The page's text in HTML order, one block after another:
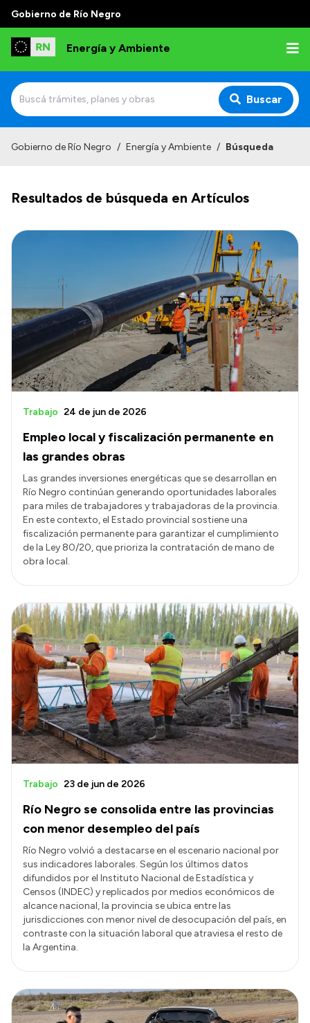
Gobierno de Río Negro
Energía y Ambiente
Buscar
Misión
Autoridades
Transparencia
Presupuesto
Boletín Oficial
Compras y licitaciones
Consulta de pago a proveedores
Convocatorias
Intranet
Login
Gobierno de Río Negro / Energía y Ambiente / Búsqueda
Resultados de búsqueda en Artículos
Empleo local y fiscalización permanente en
las grandes obras
Trabajo 24 de jun de 2026
Las grandes inversiones energéticas que se desarrollan en
Río Negro continúan generando oportunidades laborales
para miles de trabajadores y trabajadoras de la provincia.
En este contexto, el Estado provincial sostiene una
fiscalización permanente para garantizar el cumplimiento
de la Ley 80/20, que prioriza la contratación de mano de
obra local.
Río Negro se consolida entre las provincias
con menor desempleo del país
Trabajo 23 de jun de 2026
Río Negro volvió a destacarse en el escenario nacional por
sus indicadores laborales. Según los últimos datos
difundidos por el Instituto Nacional de Estadística y
Censos (INDEC) y replicados por medios económicos de
alcance nacional, la provincia se ubica entre las
jurisdicciones con menor nivel de desocupación del país, en
contraste con la situación laboral que atraviesa el resto de
la Argentina.